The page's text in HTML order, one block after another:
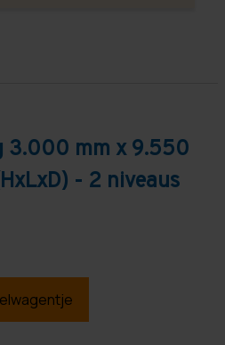
3.000 mm x 9.550
- 2 niveaus